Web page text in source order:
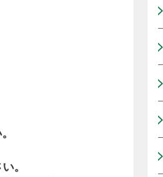
。